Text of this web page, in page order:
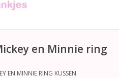
en Minnie ring
EN MINNIE RING KUSSEN